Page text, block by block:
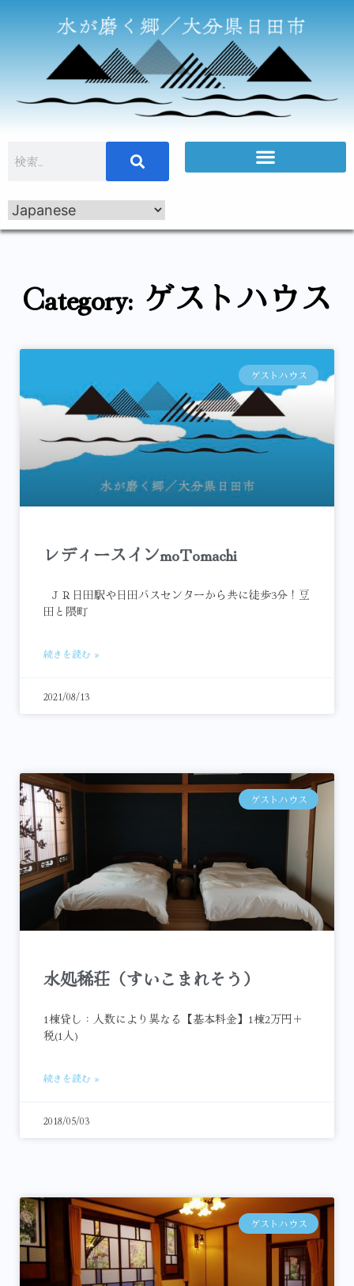
Category: ゲストハウス
ゲストハウス
レディースインmoTomachi
ＪＲ日田駅や日田バスセンターから共に徒歩3分！豆
田と隈町
続きを読む »
2021/08/13
ゲストハウス
水処稀荘（すいこまれそう）
1棟貸し：人数により異なる【基本料金】1棟2万円＋
税(1人)
続きを読む »
2018/05/03
ゲストハウス